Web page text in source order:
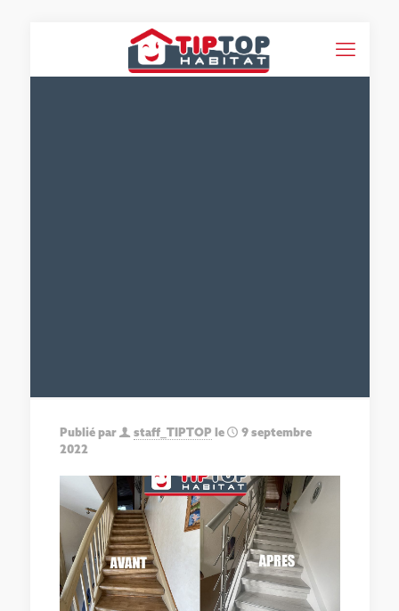
Publié par staff_TIPTOP le
9 septembre
2022